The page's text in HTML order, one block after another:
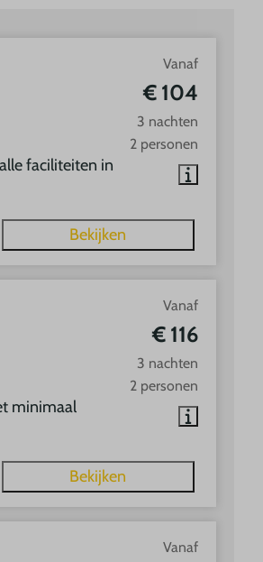
Vanaf
€ 104
3 nachten
2 personen
faciliteiten in
Bekijken
Vanaf
€ 116
3 nachten
2 personen
minimaal
Bekijken
Vanaf